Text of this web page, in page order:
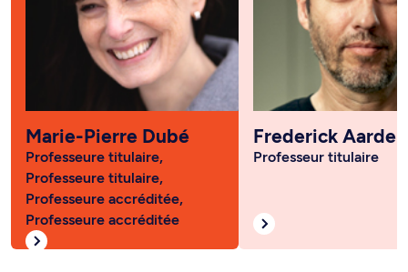
Marie-Pierre Dubé
Professeure titulaire,
Professeure titulaire,
Professeure accréditée,
Professeure accréditée
Frederick
Professeur titulaire